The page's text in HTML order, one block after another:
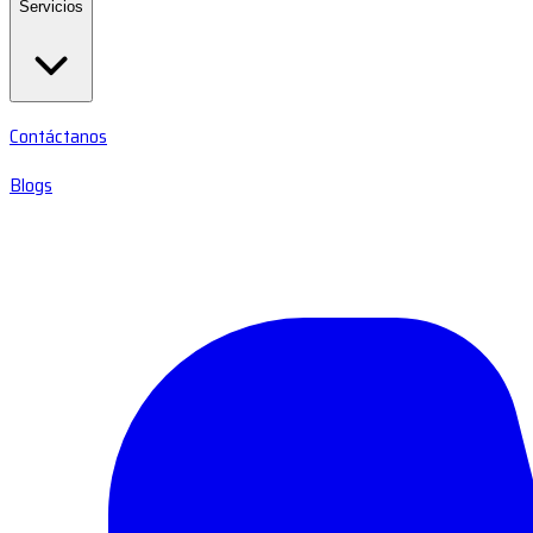
Servicios
Contáctanos
Blogs